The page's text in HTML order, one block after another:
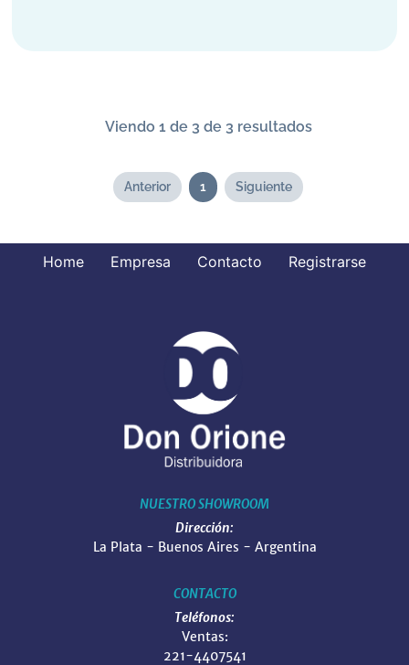
Viendo 1 de 3 de 3 resultados
Anterior 1 Siguiente
Home Empresa Contacto Registrarse
NUESTRO SHOWROOM
Dirección:
La Plata - Buenos Aires - Argentina
CONTACTO
Teléfonos:
Ventas:
221-4407541